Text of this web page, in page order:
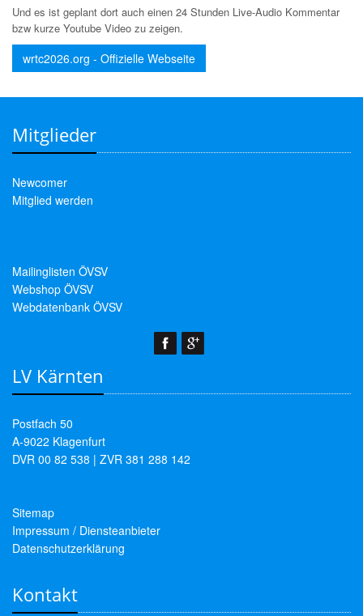
Und es ist geplant dort auch einen 24 Stunden Live-Audio Kommentar
bzw kurze Youtube Video zu zeigen.
wrtc2026.org - Offizielle Webseite
Mitglieder
Newcomer
Mitglied werden
Mailinglisten ÖVSV
Webshop ÖVSV
Webdatenbank ÖVSV
LV Kärnten
Postfach 50
A-9022 Klagenfurt
DVR 00 82 538 | ZVR 381 288 142
Sitemap
Impressum / Diensteanbieter
Datenschutzerklärung
Kontakt